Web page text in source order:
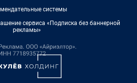
системы
сервиса «Подписка без баннерной
рекламы»